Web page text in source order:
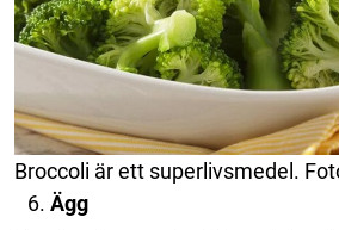
Broccoli är ett superlivsmedel.
Ägg